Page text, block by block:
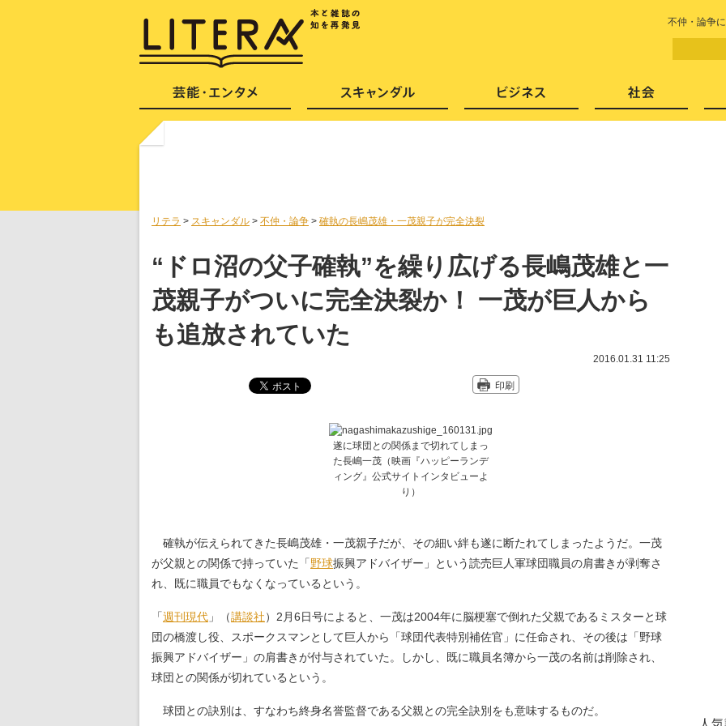
不仲・論争
リテラ > スキャンダル > 不仲・論争 > 確執の長嶋茂雄・一茂親子が完全決裂
“ドロ沼の父子確執”を繰り広げる長嶋茂雄と一
茂親子がついに完全決裂か！ 一茂が巨人から
も追放されていた
2016.01.31 11:25
印刷
遂に球団との関係まで切れてしまっ
た長嶋一茂（映画『ハッピーランデ
ィング』公式サイトインタビューよ
り）
確執が伝えられてきた長嶋茂雄・一茂親子だが、その細い絆も遂に断たれてしまったようだ。一茂
が父親との関係で持っていた「野球振興アドバイザー」という読売巨人軍球団職員の肩書きが剥奪さ
れ、既に職員でもなくなっているという。
「週刊現代 」（講談社）2月6日号によると、一茂は2004年に脳梗塞で倒れた父親であるミスターと球
団の橋渡し役、スポークスマンとして巨人から「球団代表特別補佐官」に任命され、その後は「野球
振興アドバイザー」の肩書きが付与されていた。しかし、既に職員名簿から一茂の名前は削除され、
球団との関係が切れているという。
球団との訣別は、すなわち終身名誉監督である父親との完全訣別をも意味するものだ。
芸能・エンタメ スキャンダル